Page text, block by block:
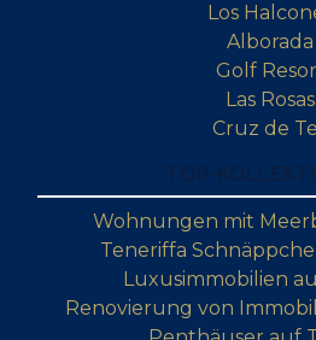
Los
Alborada
Golf
Las Rosas
Cruz de
Wohnungen mit
Teneriffa
Luxusimmobilien
Renovierung von